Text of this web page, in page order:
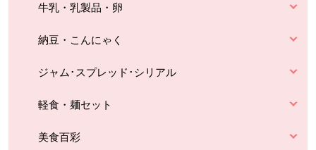
牛乳・乳製品・卵
納豆・こんにゃく
ジャム･スプレッド･シリアル
軽食・麺セット
美食百彩